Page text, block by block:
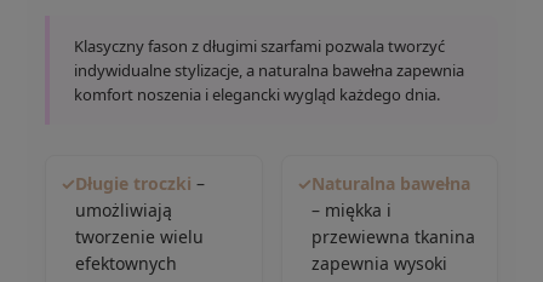
Klasyczny fason z długimi szarfami pozwala tworzyć
indywidualne stylizacje, a naturalna bawełna zapewnia
komfort noszenia i elegancki wygląd każdego dnia.
✓Długie troczki –
umożliwiają
tworzenie wielu
efektownych
✓Naturalna bawełna
– miękka i
przewiewna tkanina
zapewnia wysoki